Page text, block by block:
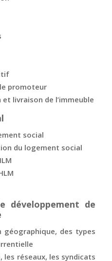
promoteur
livraison de l’immeuble
social
du logement social
développement de
géographique, des types
les réseaux, les syndicats